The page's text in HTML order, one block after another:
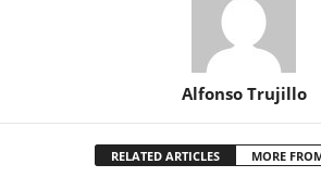
Alfonso Trujillo
RELATED ARTICLES MORE